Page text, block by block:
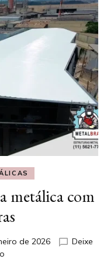
metálica com
de 2026
Deixe
em